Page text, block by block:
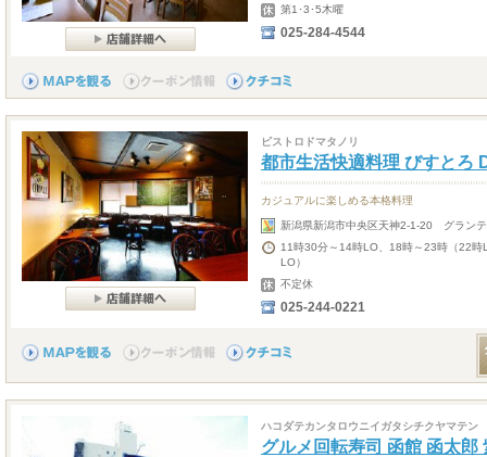
第1･3･5木曜
025-284-4544
ビストロドマタノリ
都市生活快適料理 びすとろ
カジュアルに楽しめる本格料理
新潟県新潟市中央区天神2-1-20 グラン
11時30分～14時LO、18時～23時（22
LO）
不定休
025-244-0221
ハコダテカンタロウニイガタシチクヤマテン
グルメ回転寿司 函館 函太郎